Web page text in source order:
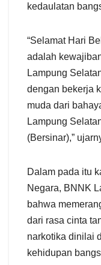
kedaulatan
“Selamat Hari
adalah
Lampung
dengan bekerja
muda dari
Lampung
(Bersinar),”
Dalam pada itu
Negara, BNNK
bahwa
dari rasa cinta
narkotika dinilai
kehidupan